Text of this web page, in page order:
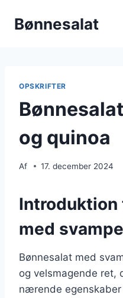
Bønnesalat
OPSKRIFTER
og quinoa
Af 17. december 2024
Introduktion
med
Bønnesalat med
og velsmagende ret,
nærende